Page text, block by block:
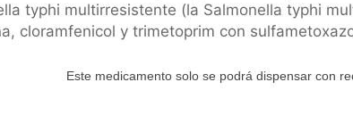
typhi multirresistente (la Salmonella typhi
cloramfenicol y trimetoprim con
Este medicamento solo se podrá dispensar con